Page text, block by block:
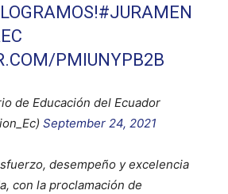
!#JURAMEN
PMIUNYPB2B
de Educación del Ecuador
September 24, 2021
desempeño y excelencia
con la proclamación de